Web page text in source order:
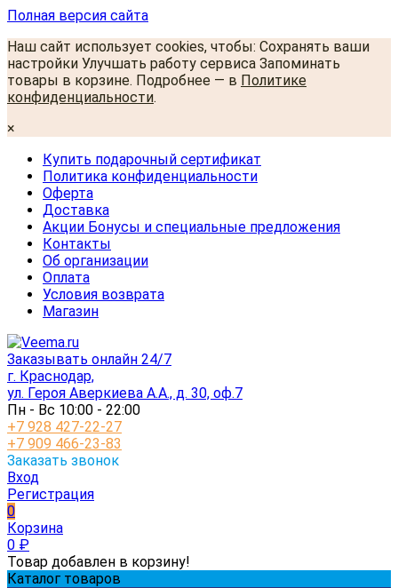
Полная версия сайта
Наш сайт использует cookies, чтобы: Сохранять ваши
настройки Улучшать работу сервиса Запоминать
товары в корзине. Подробнее — в Политике
конфиденциальности.
×
Купить подарочный сертификат
Политика конфиденциальности
Оферта
Доставка
Акции Бонусы и специальные предложения
Контакты
Об организации
Оплата
Условия возврата
Магазин
Заказывать онлайн 24/7
г. Краснодар,
ул. Героя Аверкиева А.А., д. 30, оф.7
Пн - Вс 10:00 - 22:00
+7 928 427-22-27
+7 909 466-23-83
Заказать звонок
Вход
Регистрация
0
Корзина
0 ₽
Товар добавлен в корзину!
Каталог товаров